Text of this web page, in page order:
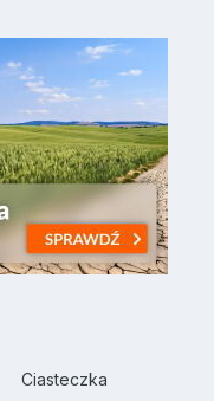
Ciasteczka